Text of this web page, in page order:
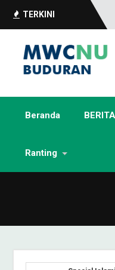
TERKINI
Beranda BERITA
Ranting